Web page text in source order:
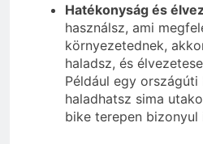
Hatékonyság és
használsz, ami
környezetednek,
haladsz, és
Például egy
haladhatsz sima
bike terepen bizonyul